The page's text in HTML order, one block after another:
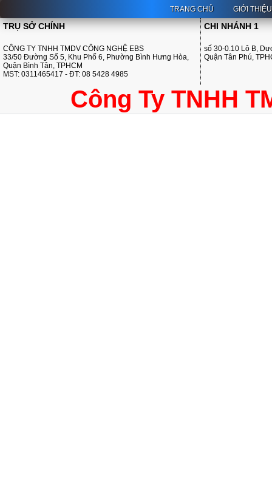
TRANG CHỦ GIỚI THIỆU
TRỤ SỞ CHÍNH
CÔNG TY TNHH TMDV CÔNG NGHỆ EBS
33/50 Đường Số 5, Khu Phố 6, Phường Bình Hưng Hòa,
Quận Bình Tân, TPHCM
MST: 0311465417 - ĐT: 08 5428 4985
CHI NHÁNH 1
số 30-0.10 Lô B,
Quận Tân Phú,
Công Ty TNHH